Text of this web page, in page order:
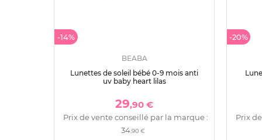
-14%
BEABA
Lunettes de soleil bébé 0-9 mois anti
uv baby heart lilas
29,90 €
Prix de vente conseillé par la marque :
34,90 €
-20%
Prix